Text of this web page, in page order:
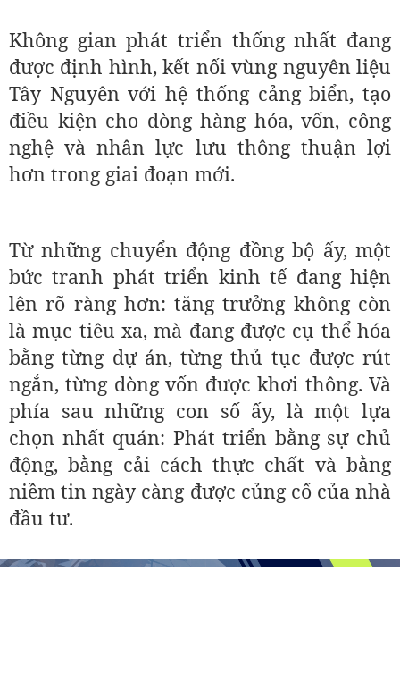
Không gian phát triển thống nhất đang
được định hình, kết nối vùng nguyên liệu
Tây Nguyên với hệ thống cảng biển, tạo
điều kiện cho dòng hàng hóa, vốn, công
nghệ và nhân lực lưu thông thuận lợi
hơn trong giai đoạn mới.
Từ những chuyển động đồng bộ ấy, một
bức tranh phát triển kinh tế đang hiện
lên rõ ràng hơn: tăng trưởng không còn
là mục tiêu xa, mà đang được cụ thể hóa
bằng từng dự án, từng thủ tục được rút
ngắn, từng dòng vốn được khơi thông. Và
phía sau những con số ấy, là một lựa
chọn nhất quán: Phát triển bằng sự chủ
động, bằng cải cách thực chất và bằng
niềm tin ngày càng được củng cố của nhà
đầu tư.